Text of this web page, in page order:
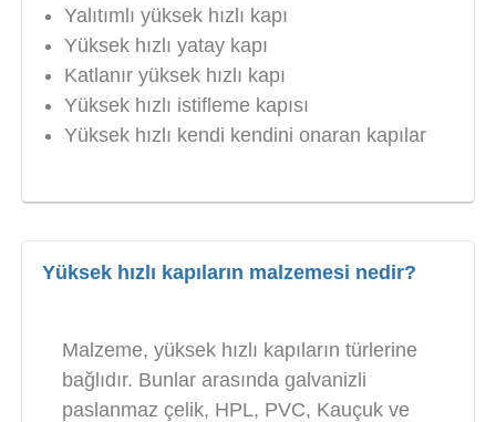
Yalıtımlı yüksek hızlı kapı
Yüksek hızlı yatay kapı
Katlanır yüksek hızlı kapı
Yüksek hızlı istifleme kapısı
Yüksek hızlı kendi kendini onaran kapılar
Yüksek hızlı kapıların malzemesi nedir?
Malzeme, yüksek hızlı kapıların türlerine
bağlıdır. Bunlar arasında galvanizli
paslanmaz çelik, HPL, PVC, Kauçuk ve